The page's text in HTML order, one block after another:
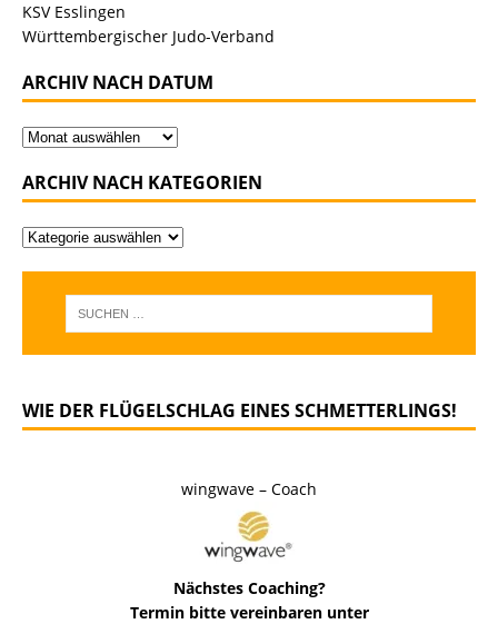
KSV Esslingen
Württembergischer Judo-Verband
ARCHIV NACH DATUM
ARCHIV NACH KATEGORIEN
WIE DER FLÜGELSCHLAG EINES SCHMETTERLINGS!
wingwave – Coach
Nächstes Coaching?
Termin bitte vereinbaren unter